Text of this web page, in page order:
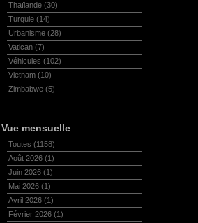
Thaïlande (30)
Turquie (14)
Urbanisme (28)
Vatican (7)
Véhicules (102)
Vietnam (10)
Zimbabwe (5)
Vue mensuelle
Toutes (1158)
Août 2026 (1)
Juin 2026 (1)
Mai 2026 (1)
Avril 2026 (1)
Février 2026 (1)